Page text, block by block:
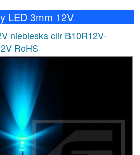
LED 3mm 12V
niebieska clir B10R12V-
RoHS